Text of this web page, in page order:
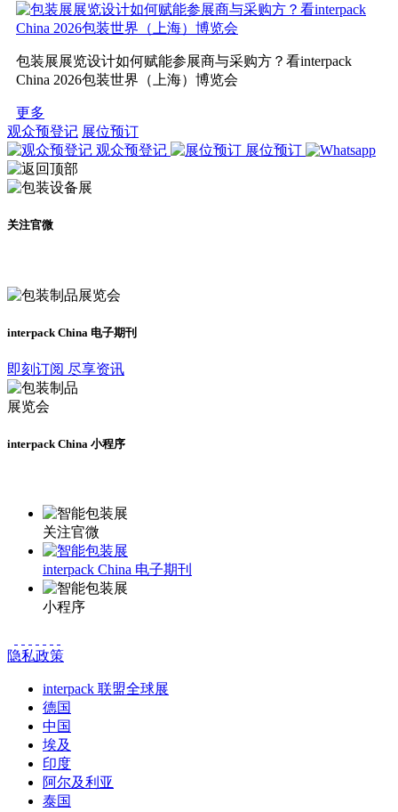
包装展展览设计如何赋能参展商与采购方？看interpack
China 2026包装世界（上海）博览会
更多
观众预登记 展位预订
观众预登记
展位预订
关注官微
interpack China 电子期刊
即刻订阅 尽享资讯
interpack China 小程序
关注官微
interpack China 电子期刊
小程序
隐私政策
interpack 联盟全球展
德国
中国
埃及
印度
阿尔及利亚
泰国